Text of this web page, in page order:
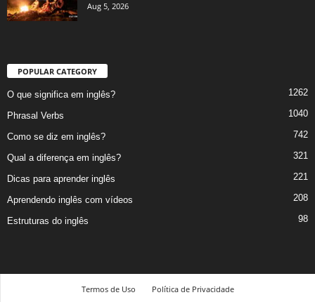
Aug 5, 2026
POPULAR CATEGORY
O que significa em inglês? 1262
Phrasal Verbs 1040
Como se diz em inglês? 742
Qual a diferença em inglês? 321
Dicas para aprender inglês 221
Aprendendo inglês com vídeos 208
Estruturas do inglês 98
Termos de Uso Política de Privacidade